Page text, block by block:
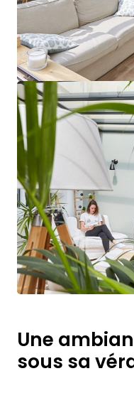
Une
sous sa